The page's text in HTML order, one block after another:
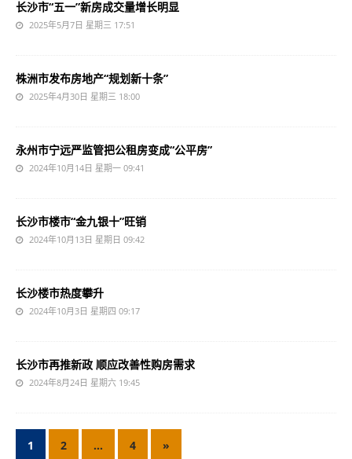
长沙市“五一”新房成交量增长明显
2025年5月7日 星期三 17:51
株洲市发布房地产“规划新十条”
2025年4月30日 星期三 18:00
永州市宁远严监管把公租房变成“公平房”
2024年10月14日 星期一 09:41
长沙市楼市“金九银十”旺销
2024年10月13日 星期日 09:42
长沙楼市热度攀升
2024年10月3日 星期四 09:17
长沙市再推新政 顺应改善性购房需求
2024年8月24日 星期六 19:45
1 2 … 4 »